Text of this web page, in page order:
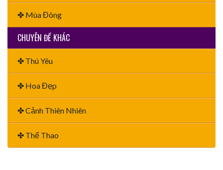
✤ Mùa Đông
CHUYÊN ĐỀ KHÁC
✤ Thú Yêu
✤ Hoa Đẹp
✤ Cảnh Thiên Nhiên
✤ Thể Thao